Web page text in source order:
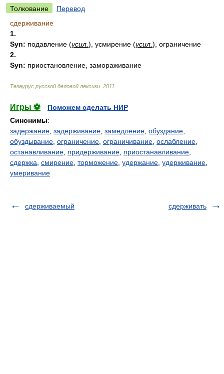
Толкование
Перевод
сдерживание
1.
Syn: подавление (усил. ), усмирение (усил. ), ограничение
2.
Syn: приостановление, замораживание
Тезаурус русской деловой лексики 2011
Игры ⚽
Поможем сделать НИР
Синонимы:
задержание задерживание замедление обуздание
обуздывание ограничение ограничивание ослабление
останавливание придерживание приостанавливание
сдержка смирение торможение удержание удерживание
умеривание
сдерживаемый сдерживать